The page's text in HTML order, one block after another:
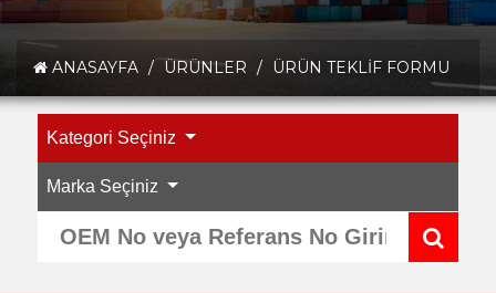
ANASAYFA / ÜRÜNLER / ÜRÜN TEKLIF FORMU
Kategori Seçiniz
Marka Seçiniz